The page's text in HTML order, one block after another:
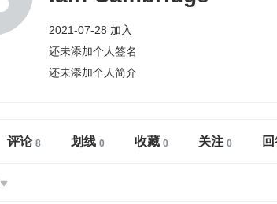
2021-07-28 加入
还未添加个人签名
还未添加个人简介
评论 划线 收藏 关注
